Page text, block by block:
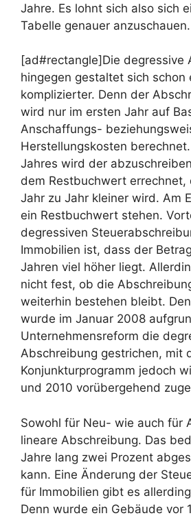
Jahre. Es lohnt sich also sich
Tabelle genauer anzuschauen.
[ad#rectangle]Die degressive
hingegen gestaltet sich schon
komplizierter. Denn der
wird nur im ersten Jahr auf
Anschaffungs-
Herstellungskosten
Jahres wird der
dem Restbuchwert errechnet,
Jahr zu Jahr kleiner wird. Am
ein Restbuchwert stehen.
degressiven
Immobilien ist, dass der
Jahren viel höher liegt.
nicht fest, ob die
weiterhin bestehen bleibt.
wurde im Januar 2008
Unternehmensreform die
Abschreibung gestrichen, mit
Konjunkturprogramm jedoch
und 2010 vorübergehend
Sowohl für Neu- wie auch für
lineare Abschreibung. Das
Jahre lang zwei Prozent
kann. Eine Änderung der
für Immobilien gibt es
Denn wurde ein Gebäude vor